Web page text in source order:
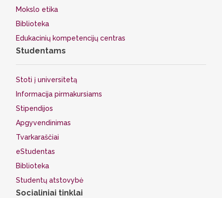
Mokslo etika
Biblioteka
Edukacinių kompetencijų centras
Studentams
Stoti į universitetą
Informacija pirmakursiams
Stipendijos
Apgyvendinimas
Tvarkaraščiai
eStudentas
Biblioteka
Studentų atstovybė
Socialiniai tinklai